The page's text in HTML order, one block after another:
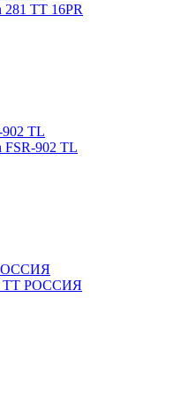
281 TT 16PR
FSR-902 TL
TT РОССИЯ